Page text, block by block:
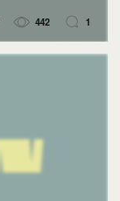
442 1